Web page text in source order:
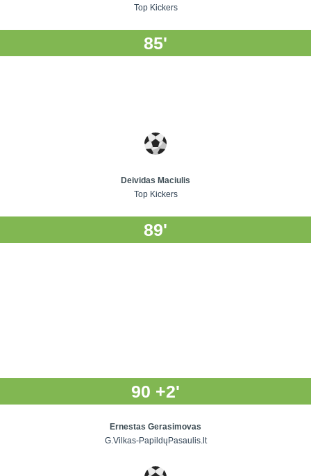
Top Kickers
85'
Deividas Maciulis
Top Kickers
89'
90 +2'
Ernestas Gerasimovas
G.Vilkas-PapildųPasaulis.lt